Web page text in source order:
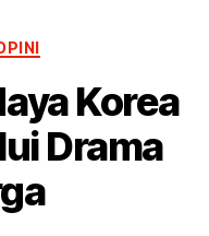
Korea
Drama